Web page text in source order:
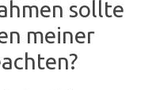
sollte
meiner